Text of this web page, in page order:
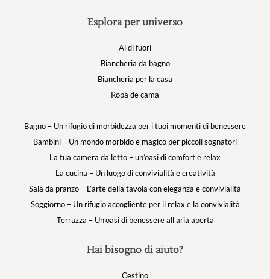
Hai bisogno di aiuto?
Cestino
Esplora per universo
Al di fuori
Biancheria da bagno
Biancheria per la casa
Ropa de cama
Bagno – Un rifugio di morbidezza per i tuoi momenti di benessere
Bambini – Un mondo morbido e magico per piccoli sognatori
La tua camera da letto – un’oasi di comfort e relax
La cucina – Un luogo di convivialità e creatività
Sala da pranzo – L’arte della tavola con eleganza e convivialità
Soggiorno – Un rifugio accogliente per il relax e la convivialità
Terrazza – Un’oasi di benessere all’aria aperta